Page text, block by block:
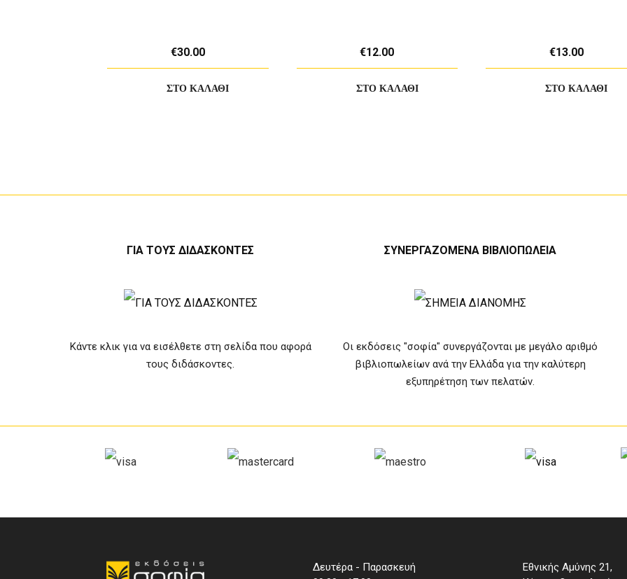
€30.00 €12.00 €13.00
ΓΙΑ ΤΟΥΣ ΔΙΔΑΣΚΟΝΤΕΣ
Κάντε κλικ για να εισέλθετε στη σελίδα που αφορά
τους διδάσκοντες.
ΣΥΝΕΡΓΑΖΟΜΕΝΑ ΒΙΒΛΙΟΠΩΛΕΙΑ
Οι εκδόσεις "σοφία" συνεργάζονται με μεγάλο αριθμό
βιβλιοπωλείων ανά την Ελλάδα για την καλύτερη
εξυπηρέτηση των πελατών.
Δευτέρα - Παρασκευή
Εθνικής Αμύνης 21,